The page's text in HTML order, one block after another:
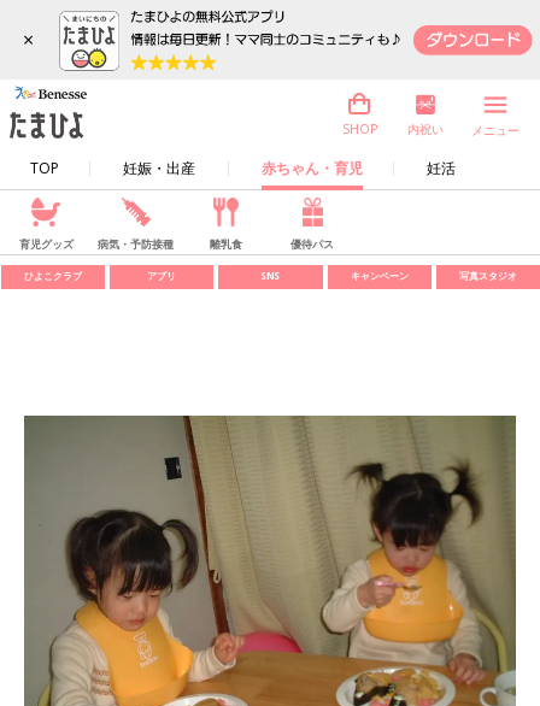
×
TOP 妊娠・出産 赤ちゃん・育児 妊活
SHOP 内祝い メニュー
育児グッズ 病気・予防接種 離乳食 優待パス
ひよこクラブ アプリ SNS キャンペーン 写真スタジオ